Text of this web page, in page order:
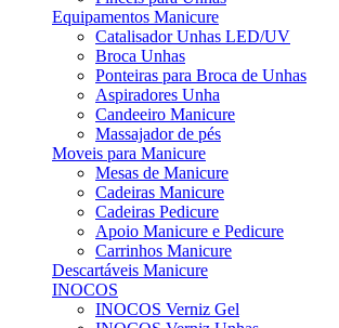
Equipamentos Manicure
Catalisador Unhas LED/UV
Broca Unhas
Ponteiras para Broca de Unhas
Aspiradores Unha
Candeeiro Manicure
Massajador de pés
Moveis para Manicure
Mesas de Manicure
Cadeiras Manicure
Cadeiras Pedicure
Apoio Manicure e Pedicure
Carrinhos Manicure
Descartáveis Manicure
INOCOS
INOCOS Verniz Gel